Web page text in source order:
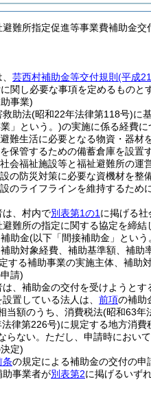
難所指定促進等事業費補助金交
芸西村補助金等交付規則 (平成
関し必要な事項を定めるものと
事業)
救助法(昭和22年法律第118号)に
」という。)の実施に係る経費に
難生活に必要となる物資・器材
保管するための備蓄倉庫を設置
会福祉施設等と福祉避難所の運
の防災対策に必要な資機材を整
のライフラインを維持するため
は、村内で別表第1の1 に掲げる社
難所の指定に関する協定を締
助金(以下「間接補助金」という
助対象経費、補助基準額、補助
する補助事業の実施主体、補助
請)
、補助金の交付を受けようとす
置している法人は、 前項の補助
当額のうち、消費税法(昭和63年
律第226号)に規定する地方消費
らない。 ただし、申請時におい
定)
条の規定による補助金の交付の申
助事業者が別表第2に掲げるいず